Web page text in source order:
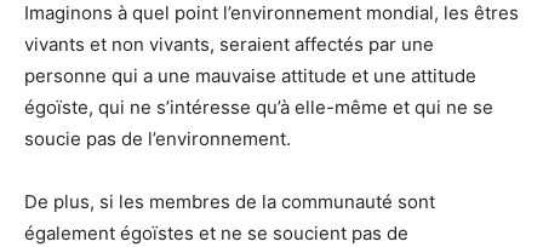
Imaginons à quel point l’environnement mondial, les êtres
vivants et non vivants, seraient affectés par une
personne qui a une mauvaise attitude et une attitude
égoïste, qui ne s’intéresse qu’à elle-même et qui ne se
soucie pas de l’environnement.
De plus, si les membres de la communauté sont
également égoïstes et ne se soucient pas de